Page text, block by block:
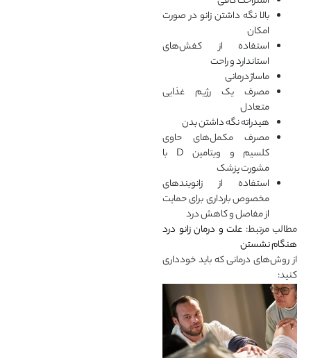
بالا نگه داشتن زانو در صورت
امکان
استفاده از کفش‌های
استاندارد و راحت
ماساژ درمانی
مصرف یک رژیم غذایی
متعادل
هیدراته نگه داشتن بدن
مصرف مکمل‌های حاوی
کلسیم و ویتامین D با
مشورت پزشک
استفاده از زانوبندهای
مخصوص بارداری برای حمایت
از مفاصل و کاهش درد
مطالب مرتبط: علت و درمان زانو درد
هنگام نشستن
از روش‌های درمانی که باید خودداری
کنید: